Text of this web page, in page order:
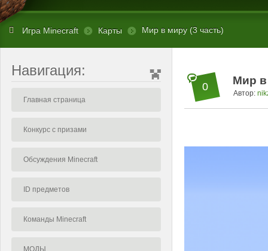
Игра Minecraft Карты Мир в миру (3 часть)
Навигация:
Главная страница
Конкурс с призами
Обсуждения Minecraft
ID предметов
Команды Minecraft
МОДЫ
0 Мир в
Автор: